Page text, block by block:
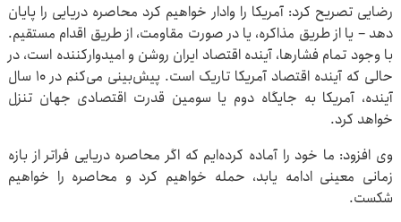
رضایی تصریح کرد: آمریکا را وادار خواهیم کرد محاصره دریایی را پایان
دهد – یا از طریق مذاکره، یا در صورت مقاومت، از طریق اقدام مستقیم.
با وجود تمام فشارها، آینده اقتصاد ایران روشن و امیدوارکننده است، در
حالی که آینده اقتصاد آمریکا تاریک است. پیش‌بینی می‌کنم در ۱۰ سال
آینده، آمریکا به جایگاه دوم یا سومین قدرت اقتصادی جهان تنزل
خواهد کرد.
وی افزود: ما خود را آماده کرده‌ایم که اگر محاصره دریایی فراتر از بازه
زمانی معینی ادامه یابد، حمله خواهیم کرد و محاصره را خواهیم
شکست.